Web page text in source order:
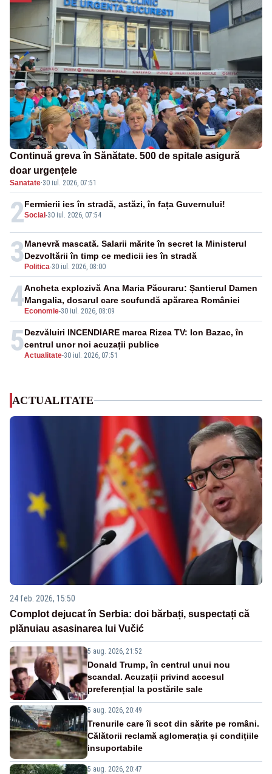
Continuă greva în Sănătate. 500 de spitale asigură
doar urgențele
Sanatate·30 iul. 2026, 07:51
2Social -30 iul. 2026, 07:54
Fermierii ies în stradă, astăzi, în fața Guvernului!
3 Politica-30 iul. 2026, 08:00
Manevră mascată. Salarii mărite în secret la Ministerul
Dezvoltării în timp ce medicii ies în stradă
4 Economie-30 iul. 2026, 08:09
Ancheta explozivă Ana Maria Păcuraru: Șantierul Damen
Mangalia, dosarul care scufundă apărarea României
5Actualitate-30 iul. 2026, 07:51
Dezvăluiri INCENDIARE marca Rizea TV: Ion Bazac, în
centrul unor noi acuzații publice
ACTUALITATE
24 feb. 2026, 15:50
Complot dejucat în Serbia: doi bărbați, suspectați că
plănuiau asasinarea lui Vučić
5 aug. 2026, 21:52
Donald Trump, în centrul unui nou
scandal. Acuzații privind accesul
preferențial la postările sale
5 aug. 2026, 20:49
Trenurile care îi scot din sărite pe români.
Călătorii reclamă aglomerația și condițiile
insuportabile
5 aug. 2026, 20:47